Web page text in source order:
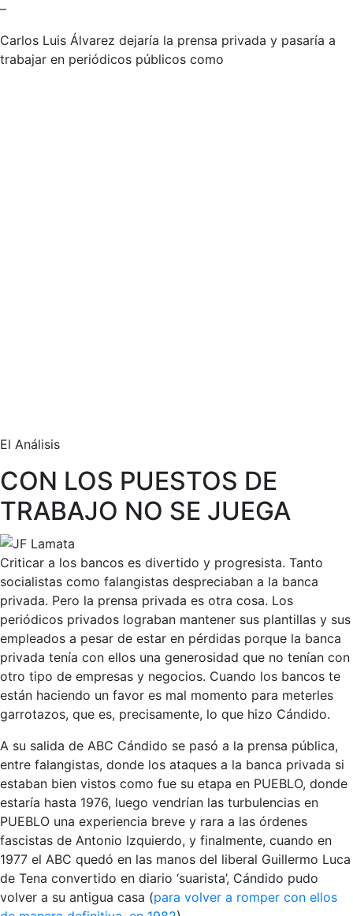
–
Carlos Luis Álvarez dejaría la prensa privada y pasaría a
trabajar en periódicos públicos como
El Análisis
CON LOS PUESTOS DE
TRABAJO NO SE JUEGA
Criticar a los bancos es divertido y progresista. Tanto
socialistas como falangistas despreciaban a la banca
privada. Pero la prensa privada es otra cosa. Los
periódicos privados lograban mantener sus plantillas y sus
empleados a pesar de estar en pérdidas porque la banca
privada tenía con ellos una generosidad que no tenían con
otro tipo de empresas y negocios. Cuando los bancos te
están haciendo un favor es mal momento para meterles
garrotazos, que es, precisamente, lo que hizo Cándido.
A su salida de ABC Cándido se pasó a la prensa pública,
entre falangistas, donde los ataques a la banca privada si
estaban bien vistos como fue su etapa en PUEBLO, donde
estaría hasta 1976, luego vendrían las turbulencias en
PUEBLO una experiencia breve y rara a las órdenes
fascistas de Antonio Izquierdo, y finalmente, cuando en
1977 el ABC quedó en las manos del liberal Guillermo Luca
de Tena convertido en diario ‘suarista’, Cándido pudo
volver a su antigua casa (para volver a romper con ellos